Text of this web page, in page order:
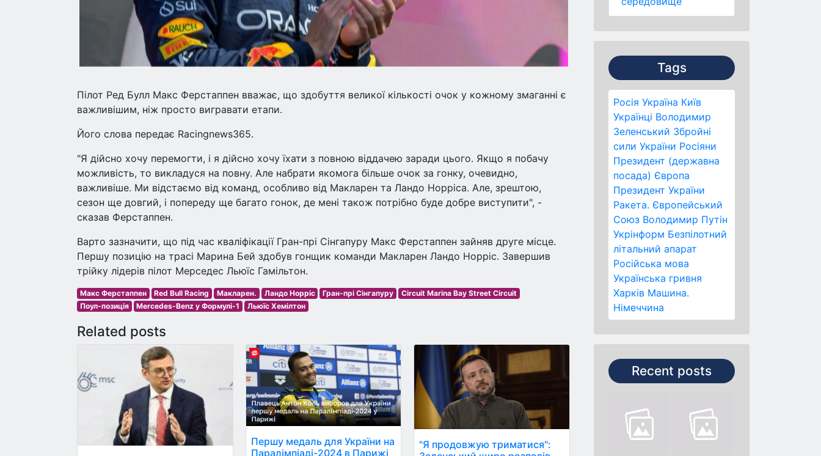
Tags
Росія Україна Київ
Українці Володимир
Зеленський Збройні
сили України Росіяни
Президент (державна
посада) Європа
Президент України
Ракета. Європейський
Союз Володимир Путін
Укрінформ Безпілотний
літальний апарат
Російська мова
Українська гривня
Харків Машина.
Німеччина
Recent posts
Пілот Ред Булл Макс Ферстаппен вважає, що здобуття великої кількості очок у кожному змаганні є
важливішим, ніж просто вигравати етапи.
Його слова передає Racingnews365.
"Я дійсно хочу перемогти, і я дійсно хочу їхати з повною віддачею заради цього. Якщо я побачу
можливість, то викладуся на повну. Але набрати якомога більше очок за гонку, очевидно,
важливіше. Ми відстаємо від команд, особливо від Макларен та Ландо Норріса. Але, зрештою,
сезон ще довгий, і попереду ще багато гонок, де мені також потрібно буде добре виступити", -
сказав Ферстаппен.
Варто зазначити, що під час кваліфікації Гран-прі Сінгапуру Макс Ферстаппен зайняв друге місце.
Першу позицію на трасі Марина Бей здобув гонщик команди Макларен Ландо Норріс. Завершив
трійку лідерів пілот Мерседес Льюїс Гамільтон.
Макс Ферстаппен Red Bull Racing Макларен. Ландо Норріс Гран-прі Сінгапуру
Circuit Marina Bay Street Circuit
Поул-позиція
Mercedes-Benz у Формулі-1 Льюїс Хемілтон
Related posts
Першу медаль для України на
Паралімпіаді-2024 в Парижі
"Я продовжую триматися":